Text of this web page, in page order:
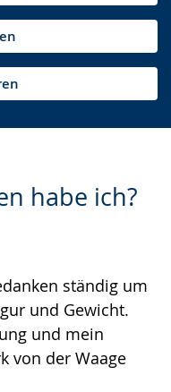
habe ich?
ständig um
und Gewicht.
und mein
von der Waage